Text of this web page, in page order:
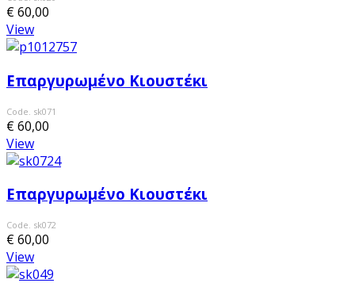
€ 60,00
View
Επαργυρωμένο Κιουστέκι
Code. sk071
€ 60,00
View
Επαργυρωμένο Κιουστέκι
Code. sk072
€ 60,00
View